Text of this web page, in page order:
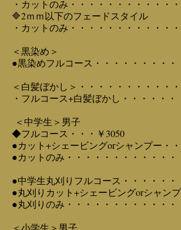
・カットのみ・・・・・・・・・・・
🔷2ｍｍ以下のフェードスタイル
・カットのみ・・・・・・・・・・・
＜黒染め＞
●黒染めフルコース・・・・・・・・・
＜白髪ぼかし＞・・・・・・・・・・
・フルコース+白髪ぼかし・・・・・・
＜中学生＞男子
◆フルコース・・・￥3050
●カット+シェービングorシャンプー・
●カットのみ・・・・・・・・・・・・
●中学生丸刈りフルコース・・・・・・
●丸刈りカット+シェービングorシャン
●丸刈りのみ・・・・・・・・・・・・
＜小学生＞男子